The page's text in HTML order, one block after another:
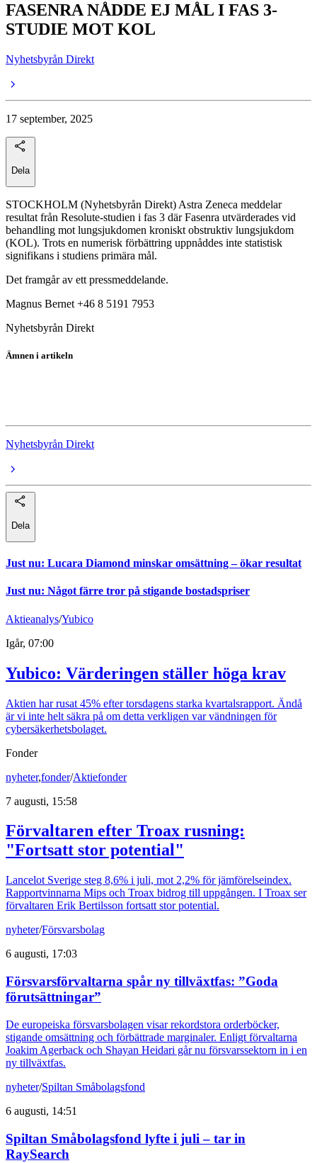
FASENRA NÅDDE EJ MÅL I FAS 3-
STUDIE MOT KOL
Nyhetsbyrån Direkt
17 september, 2025
Dela
STOCKHOLM (Nyhetsbyrån Direkt) Astra Zeneca meddelar
resultat från Resolute-studien i fas 3 där Fasenra utvärderades vid
behandling mot lungsjukdomen kroniskt obstruktiv lungsjukdom
(KOL). Trots en numerisk förbättring uppnåddes inte statistisk
signifikans i studiens primära mål.
Det framgår av ett pressmeddelande.
Magnus Bernet +46 8 5191 7953
Nyhetsbyrån Direkt
Ämnen i artikeln
Nyhetsbyrån Direkt
Dela
Just nu: Lucara Diamond minskar omsättning – ökar resultat
Just nu: Något färre tror på stigande bostadspriser
Aktieanalys/Yubico
Igår, 07:00
Yubico: Värderingen ställer höga krav
Aktien har rusat 45% efter torsdagens starka kvartalsrapport. Ändå
är vi inte helt säkra på om detta verkligen var vändningen för
cybersäkerhetsbolaget.
Fonder
nyheter,fonder/Aktiefonder
7 augusti, 15:58
Förvaltaren efter Troax rusning:
"Fortsatt stor potential"
Lancelot Sverige steg 8,6% i juli, mot 2,2% för jämförelseindex.
Rapportvinnarna Mips och Troax bidrog till uppgången. I Troax ser
förvaltaren Erik Bertilsson fortsatt stor potential.
nyheter/Försvarsbolag
6 augusti, 17:03
Försvarsförvaltarna spår ny tillväxtfas: ”Goda
förutsättningar”
De europeiska försvarsbolagen visar rekordstora orderböcker,
stigande omsättning och förbättrade marginaler. Enligt förvaltarna
Joakim Agerback och Shayan Heidari går nu försvarssektorn in i en
ny tillväxtfas.
nyheter/Spiltan Småbolagsfond
6 augusti, 14:51
Spiltan Småbolagsfond lyfte i juli – tar in
RaySearch